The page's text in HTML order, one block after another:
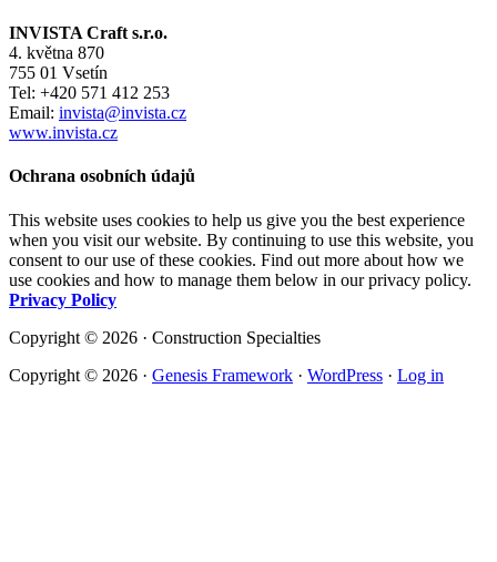
INVISTA Craft s.r.o.
4. května 870
755 01 Vsetín
Tel: +420 571 412 253
Email: invista@invista.cz
www.invista.cz
Ochrana osobních údajů
This website uses cookies to help us give you the best experience
when you visit our website. By continuing to use this website, you
consent to our use of these cookies. Find out more about how we
use cookies and how to manage them below in our privacy policy.
Privacy Policy
Copyright © 2026 · Construction Specialties
Copyright © 2026 · Genesis Framework · WordPress · Log in